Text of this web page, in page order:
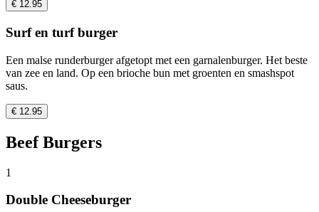
€ 12.95
Surf en turf burger
Een malse runderburger afgetopt met een garnalenburger. Het beste
van zee en land. Op een brioche bun met groenten en smashspot
saus.
€ 12.95
Beef Burgers
1
Double Cheeseburger